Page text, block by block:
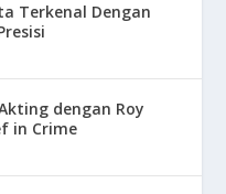
Terkenal Dengan
dengan Roy
in Crime